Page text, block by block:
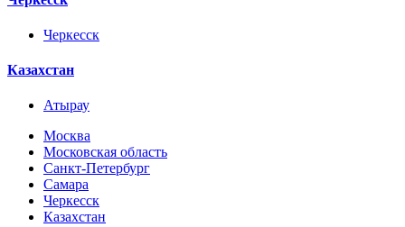
Черкесск
Казахстан
Атырау
Москва
Московская область
Санкт-Петербург
Самара
Черкесск
Казахстан